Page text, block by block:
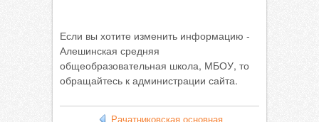
Если вы хотите изменить информацию -
Алешинская средняя
общеобразовательная школа, МБОУ, то
обращайтесь к администрации сайта.
Рачатниковская основная